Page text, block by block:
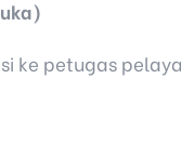
ke petugas